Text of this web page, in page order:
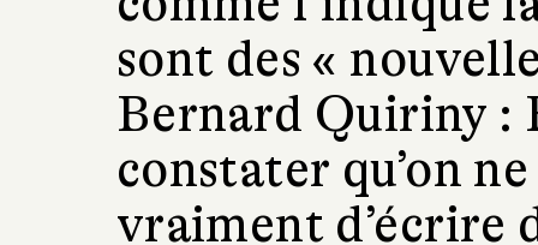
sont des «
Bernard Quiriny :
constater qu’on
vraiment d’écrire